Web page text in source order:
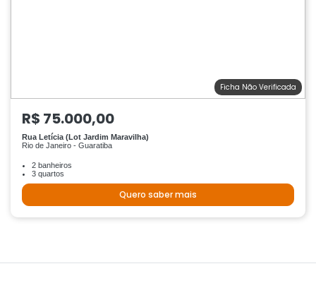
Ficha Não Verificada
R$ 75.000,00
Rua Letícia (Lot Jardim Maravilha)
Rio de Janeiro - Guaratiba
2 banheiros
3 quartos
Quero saber mais